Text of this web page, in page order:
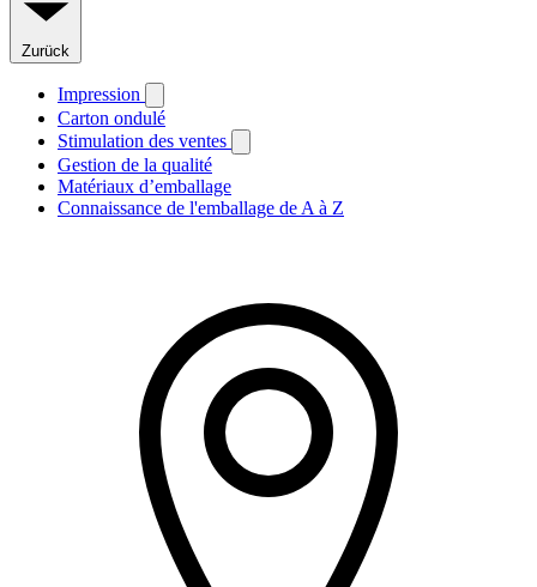
Zurück
Impression
Carton ondulé
Stimulation des ventes
Gestion de la qualité
Matériaux d’emballage
Connaissance de l'emballage de A à Z